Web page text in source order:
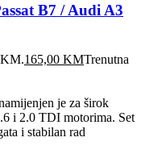
B7 / Audi A3
165,00 KMTrenutna
je za širok
i 2.0 TDI motorima. Set
i stabilan rad